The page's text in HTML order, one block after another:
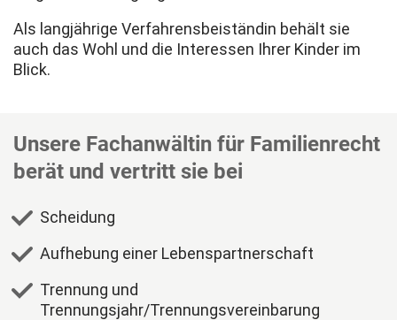
Als langjährige Verfahrensbeiständin behält sie
auch das Wohl und die Interessen Ihrer Kinder im
Blick.
Unsere Fachanwältin für Familienrecht
berät und vertritt sie bei
Scheidung
Aufhebung einer Lebenspartnerschaft
Trennung und
Trennungsjahr/Trennungsvereinbarung